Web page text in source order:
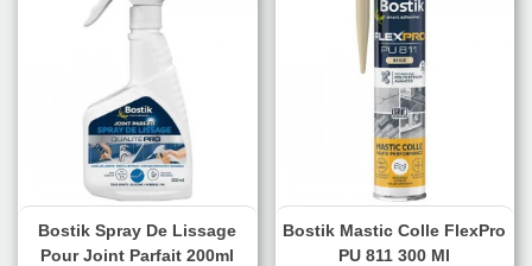
Bostik Spray De Lissage
Pour Joint Parfait 200ml
Bostik Mastic Colle FlexPro
PU 811 300 Ml